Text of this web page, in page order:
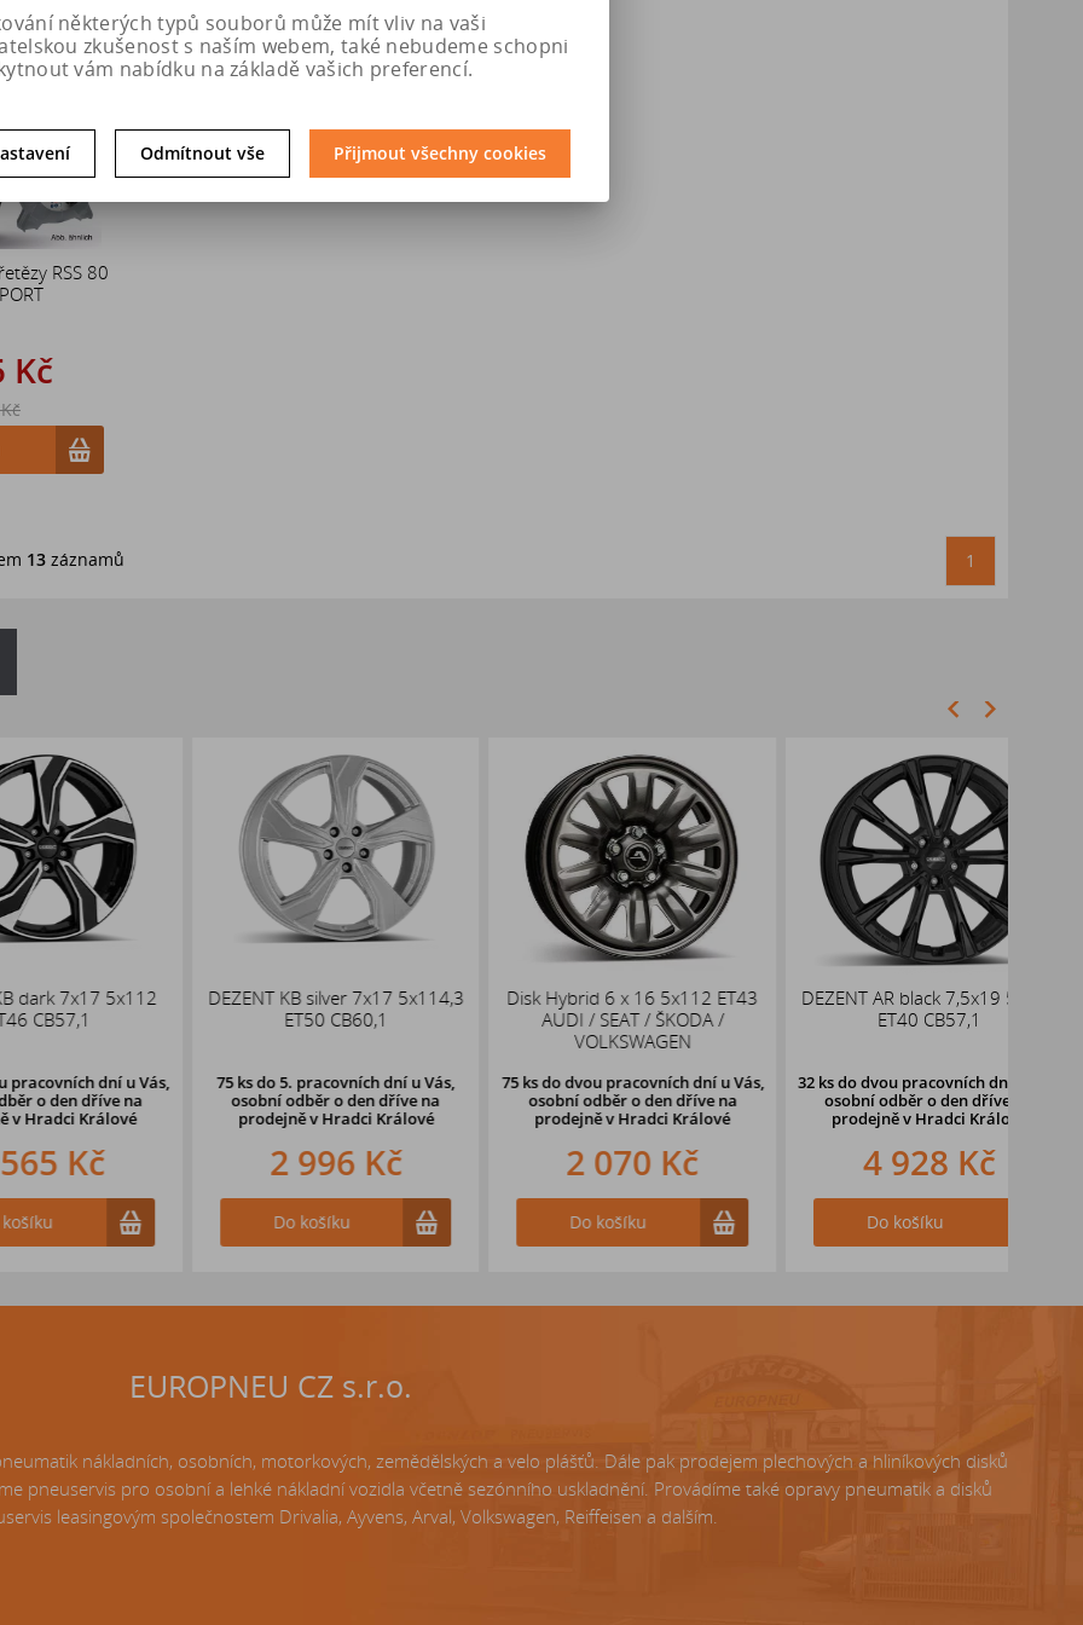
Sleva
20 %
RSS 80
Kč
13 záznamů 1
5x112
dní u Vás,
dřívena
Králové
DEZENT KB silver 7x17 5x114,3
ET50 CB60,1
75 ks
do 5. pracovních dní u Vás,
osobní odběr o den dříve na
prodejněv Hradci Králové
2 996 Kč
Do košíku
Disk Hybrid 6 x 16 5x112 ET43
AUDI / SEAT / ŠKODA /
VOLKSWAGEN
75 ks
do dvou pracovních dní u Vás,
osobní odběr o den dřívena
prodejně v Hradci Králové
2 070 Kč
Do košíku
DEZENT AR black 7,5x19 5x112
ET40 CB57,1
32 ks
do dvou pracovních dní u Vás,
osobní odběr o den dřívena
prodejně v Hradci Králové
4 928 Kč
Do košíku
EUROPNEU CZ s.r.o.
nákladních, osobních, motorkových, zemědělských a velo plášťů. Dále pak prodejem plechových a hliníkových disků
pneuservis pro osobní a lehké nákladní vozidla včetně sezónního uskladnění. Provádíme také opravy pneumatik a disků
leasingovým společnostem Drivalia, Ayvens, Arval, Volkswagen, Reiffeisen a dalším.
některých typů souborů může mít vliv na vaši
zkušenost s naším webem, také nebudeme schopni
vám nabídku na základě vašich preferencí.
Odmítnout vše Přijmout všechny cookies